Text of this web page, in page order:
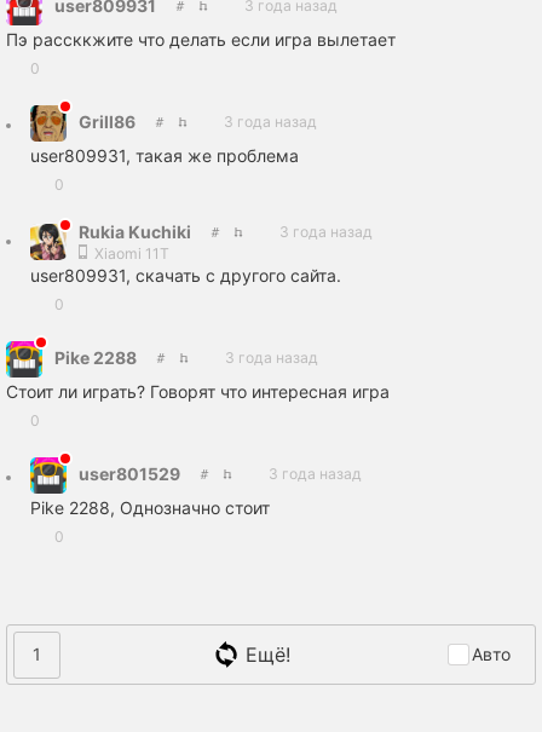
user809931 3 года назад
Пэ рассккжите что делать если игра вылетает
0
Grill86 3 года назад
user809931, такая же проблема
0
Rukia Kuchiki
3 года назад
Xiaomi 11T
user809931, скачать с другого сайта.
0
Pike 2288 3 года назад
Стоит ли играть? Говорят что интересная игра
0
user801529 3 года назад
Pike 2288, Однозначно стоит
0
1 Ещё! Авто